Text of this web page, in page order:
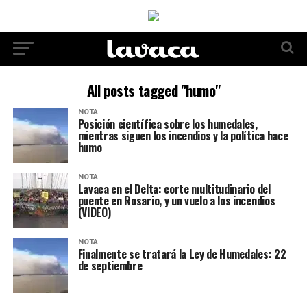
All posts tagged "humo"
NOTA
Posición científica sobre los humedales,
mientras siguen los incendios y la política hace
humo
NOTA
Lavaca en el Delta: corte multitudinario del
puente en Rosario, y un vuelo a los incendios
(VIDEO)
NOTA
Finalmente se tratará la Ley de Humedales: 22
de septiembre